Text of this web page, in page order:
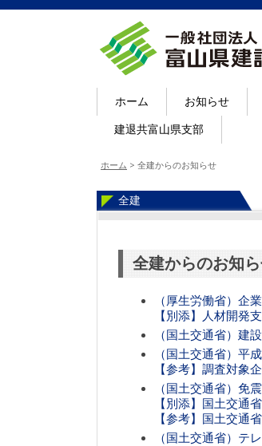
ホーム お知らせ
建退共富山県支部
ホーム > 全建からのお知らせ
全建
全建からのお知
（厚生労働省）企
【別添】人材開発
（国土交通省）建
（国土交通省）平
【参考】調査対象
（国土交通省）免
【別添】国土交通
【参考】国土交通
（国土交通省）テ